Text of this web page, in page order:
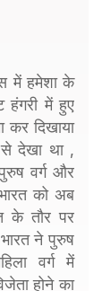
में हमेशा के
हंगरी में हुए
कर दिखाया
से देखा था ,
वर्ग और
को अब
के तौर पर
भारत ने पुरुष
वर्ग में
होने का